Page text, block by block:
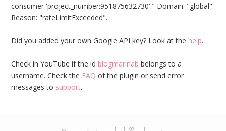
consumer 'project_number:951875632730'." Domain: "global".
Reason: "rateLimitExceeded".
Did you added your own Google API key? Look at the help.
Check in YouTube if the id blogmarinab belongs to a
username. Check the FAQ of the plugin or send error
messages to support.